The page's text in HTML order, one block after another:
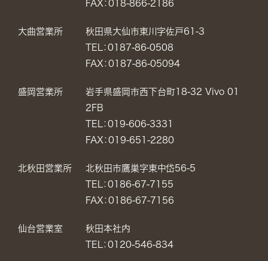
FAX：018-866-2186
大曲営業所
秋田県大仙市東川字佐戸61-3
TEL：0187-86-0508
FAX：0187-86-05094
盛岡営業所
岩手県盛岡市西下台町18-32 Vivo 01
2FB
TEL：019-606-3331
FAX：019-651-2280
北秋田営業所
北秋田市鷹巣字東中岱56-5
TEL：0186-67-7155
FAX：0186-67-7156
仙台営業室
秋田本社内
TEL：0120-546-834